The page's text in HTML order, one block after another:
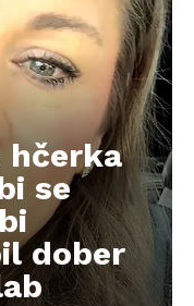
hčerka
se
dober